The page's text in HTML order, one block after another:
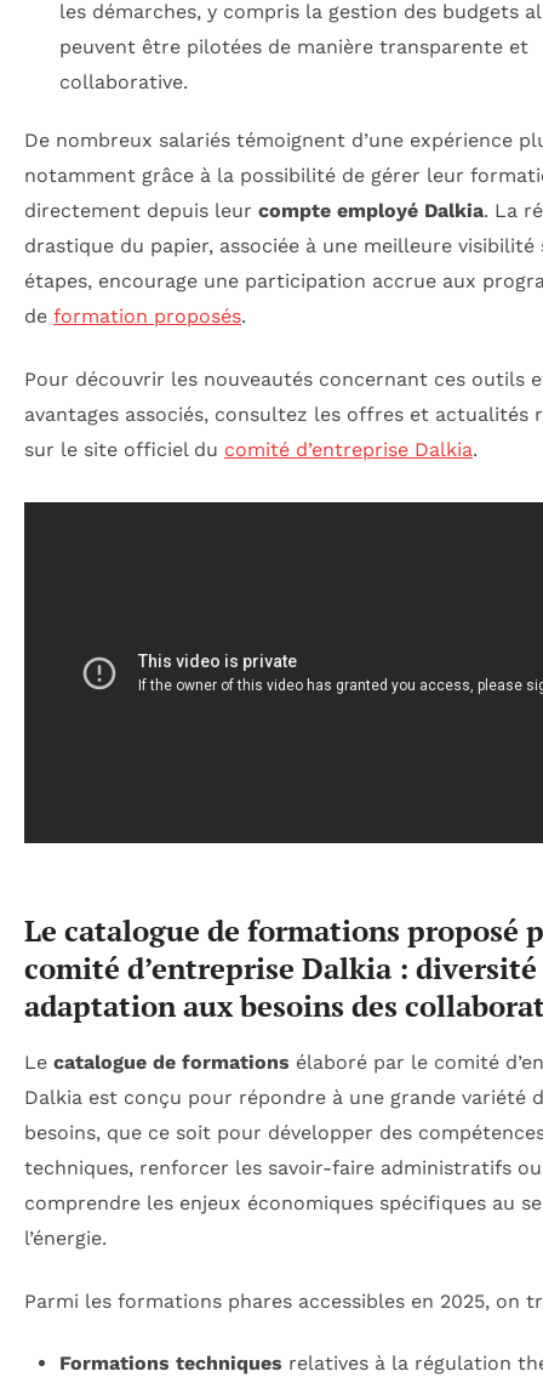
les démarches, y compris la gestion des budgets
peuvent être pilotées de manière transparente et
collaborative.
De nombreux salariés témoignent d’une expérience
notamment grâce à la possibilité de gérer leur
directement depuis leur compte employé Dalkia. La
drastique du papier, associée à une meilleure visibilité
étapes, encourage une participation accrue aux
de formation proposés.
Pour découvrir les nouveautés concernant ces outils
avantages associés, consultez les offres et actualités
sur le site officiel du comité d’entreprise Dalkia.
Le catalogue de formations proposé
comité d’entreprise Dalkia :
adaptation aux besoins des
Le catalogue de formations élaboré par le comité
Dalkia est conçu pour répondre à une grande variété
besoins, que ce soit pour développer des
techniques, renforcer les savoir-faire administratifs
comprendre les enjeux économiques spécifiques au
l’énergie.
Parmi les formations phares accessibles en 2025, on
Formations techniques relatives à la régulation